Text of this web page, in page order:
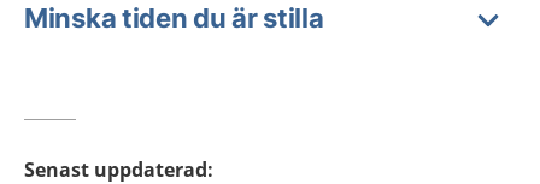
Minska tiden du är stilla
Senast uppdaterad: